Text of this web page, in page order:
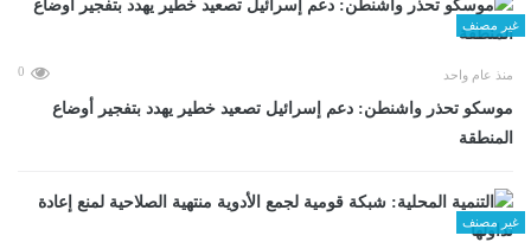
غير مصنف
منذ عام واحد 0
موسكو تحذر واشنطن: دعم إسرائيل تصعيد خطير يهدد بتفجير أوضاع
المنطقة
غير مصنف